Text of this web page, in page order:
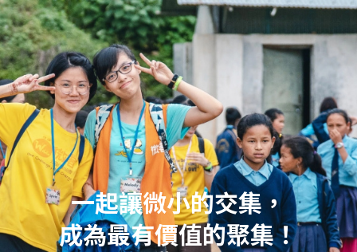
一起讓微小的交集，
成為最有價值的聚集！